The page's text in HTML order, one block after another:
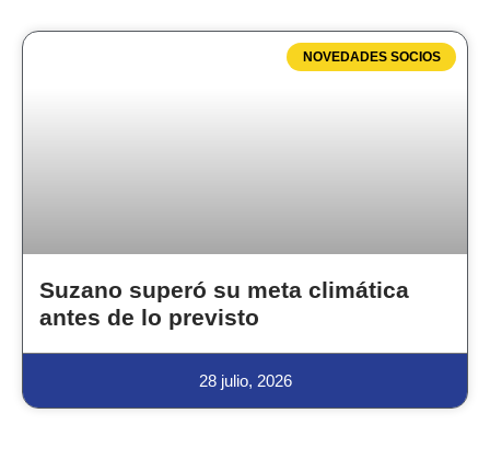
NOVEDADES SOCIOS
Suzano superó su meta climática
antes de lo previsto
28 julio, 2026